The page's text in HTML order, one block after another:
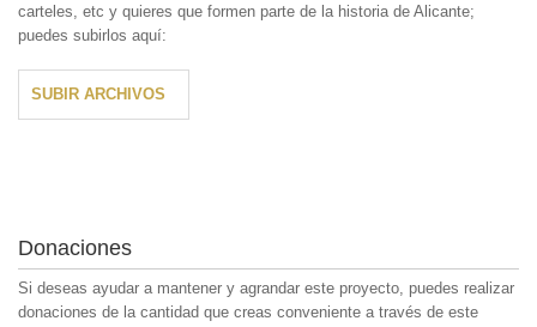
carteles, etc y quieres que formen parte de la historia de Alicante;
puedes subirlos aquí:
SUBIR ARCHIVOS
Donaciones
Si deseas ayudar a mantener y agrandar este proyecto, puedes realizar
donaciones de la cantidad que creas conveniente a través de este